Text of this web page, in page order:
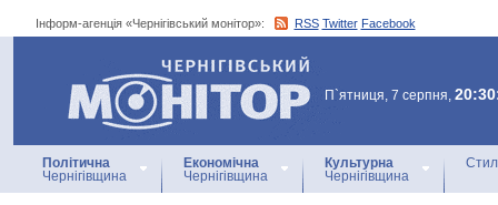
Інформ-агенція «Чернігівський монітор»: RSS Twitter Facebook
Інформ-агенція
«Чернігівський монітор»
П`ятниця, 7 серпня,
Політична
Чернігівщина
Економічна
Чернігівщина
Культурна
Чернігівщина